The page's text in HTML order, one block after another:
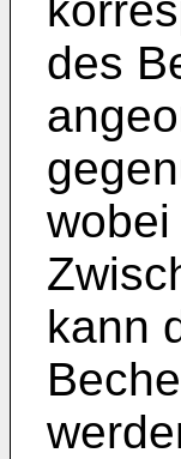
des
kann